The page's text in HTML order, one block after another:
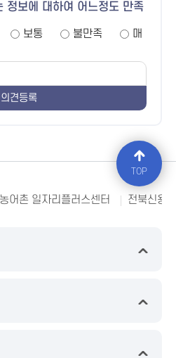
정보에 대하여 어느정도 만족
보통 불만족
매
어촌 일자리플러스센터 전북신용
TOP